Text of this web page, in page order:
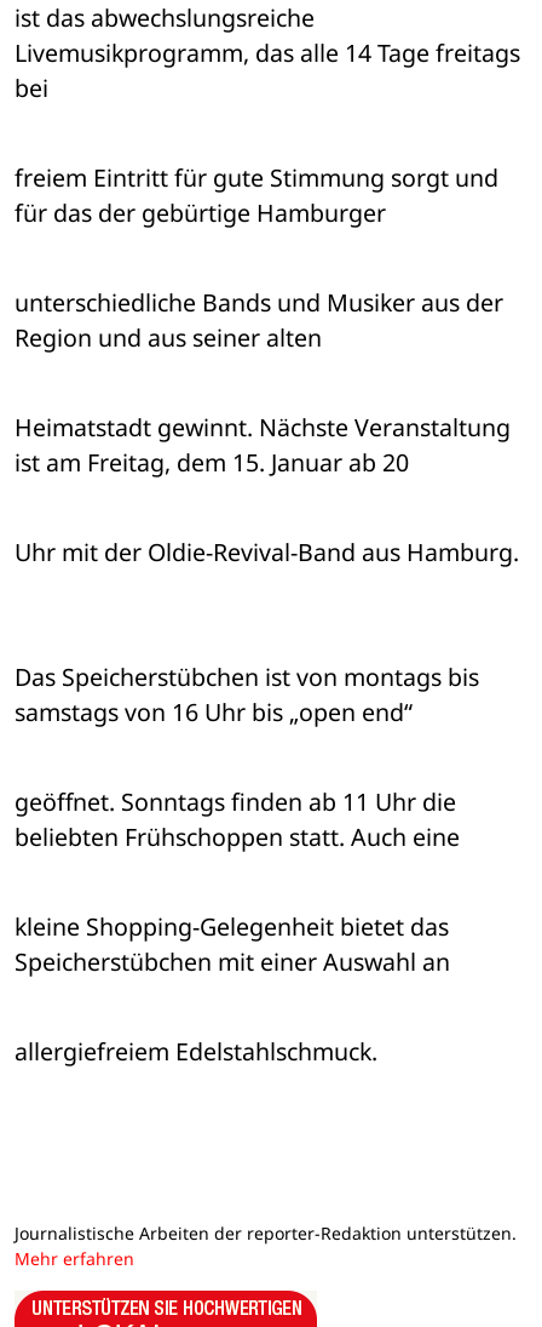
ist das abwechslungsreiche
Livemusikprogramm, das alle 14 Tage freitags
bei
freiem Eintritt für gute Stimmung sorgt und
für das der gebürtige Hamburger
unterschiedliche Bands und Musiker aus der
Region und aus seiner alten
Heimatstadt gewinnt. Nächste Veranstaltung
ist am Freitag, dem 15. Januar ab 20
Uhr mit der Oldie-Revival-Band aus Hamburg.
Das Speicherstübchen ist von montags bis
samstags von 16 Uhr bis „open end“
geöffnet. Sonntags finden ab 11 Uhr die
beliebten Frühschoppen statt. Auch eine
kleine Shopping-Gelegenheit bietet das
Speicherstübchen mit einer Auswahl an
allergiefreiem Edelstahlschmuck.
Journalistische Arbeiten der reporter-Redaktion unterstützen.
Mehr erfahren